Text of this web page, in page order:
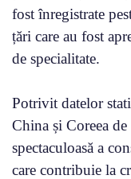
fost înregistrate
țări care au fost
de specialitate.
Potrivit datelor
China și Coreea
spectaculoasă a
care contribuie la